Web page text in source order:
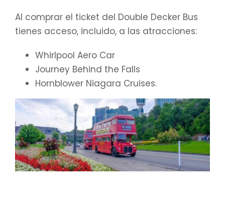
Al comprar el ticket del Double Decker Bus
tienes acceso, incluido, a las atracciones:
Whirlpool Aero Car
Journey Behind the Falls
Hornblower Niagara Cruises.